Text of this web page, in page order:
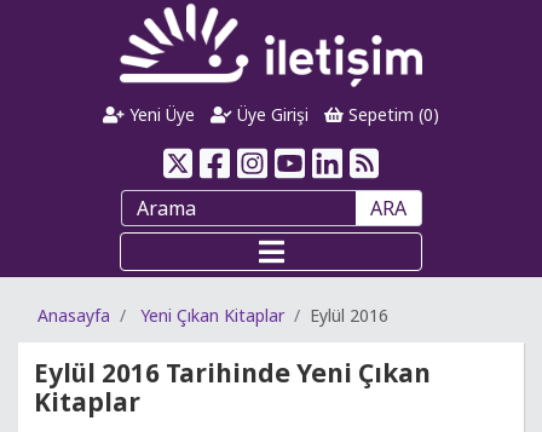
Yeni Üye Üye Girişi Sepetim (0)
ARA
Anasayfa Yeni Çıkan Kitaplar Eylül 2016
Eylül 2016 Tarihinde Yeni Çıkan
Kitaplar